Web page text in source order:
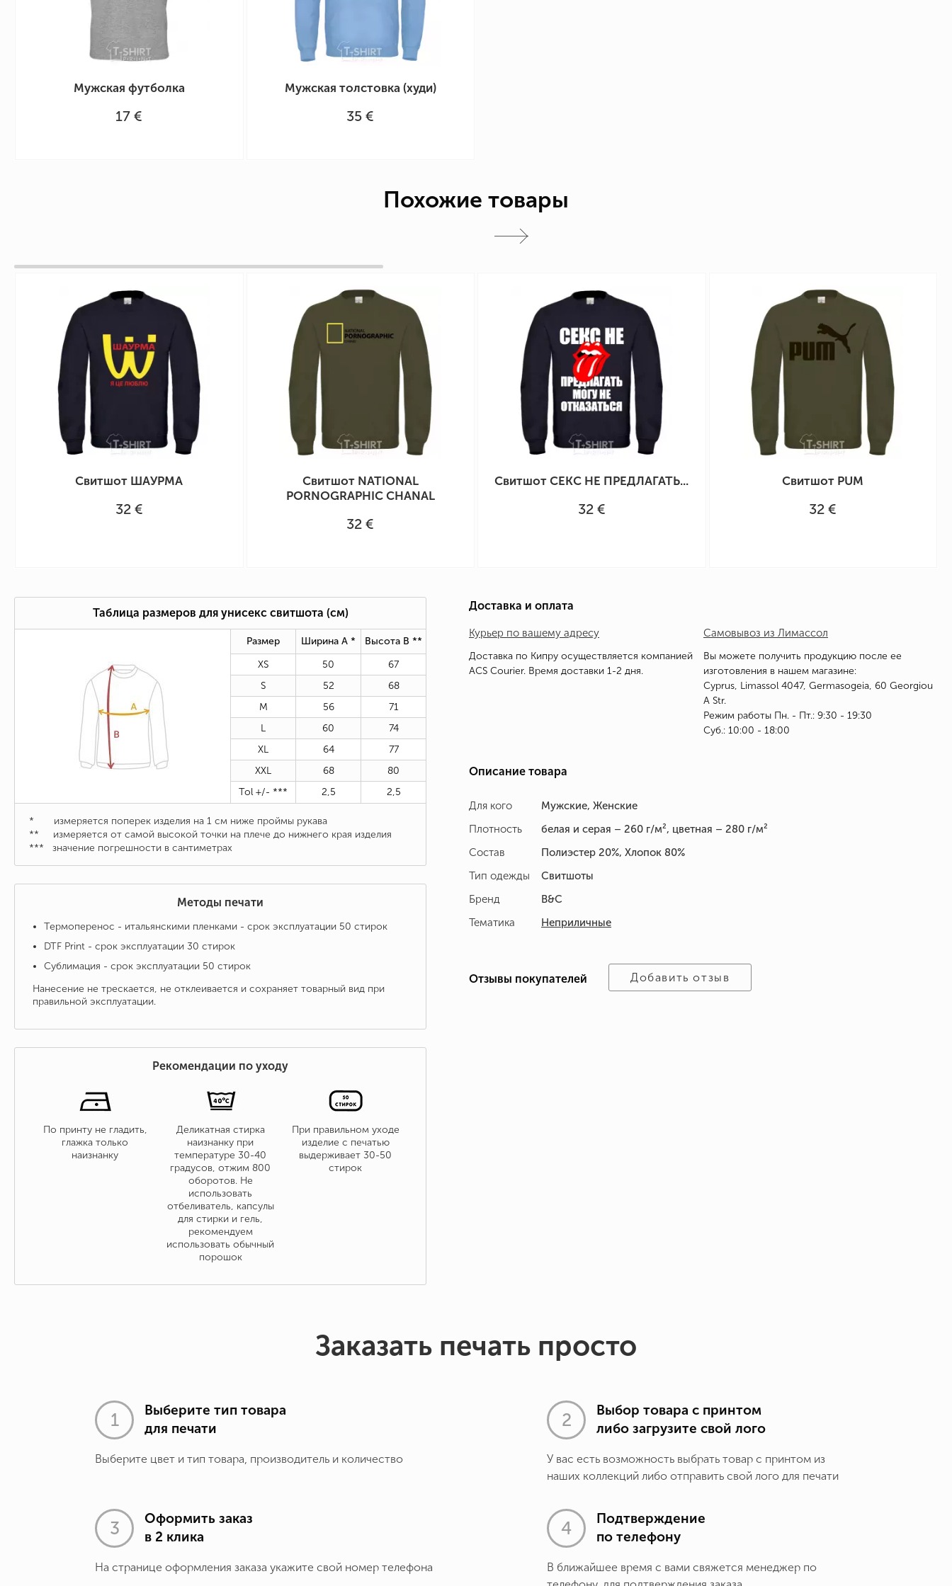
Мужская футболка
17 €
Мужская толстовка (худи)
35 €
Похожие товары
Свитшот ШАУРМА
32 €
Свитшот NATIONAL
PORNOGRAPHIC CHANAL
32 €
Свитшот СЕКС НЕ ПРЕДЛАГАТЬ...
32 €
Свитшот PUM
32 €
Таблица размеров для унисекс свитшота (см)
Размер Ширина А * Высота В **
XS
50
67
S
52
68
M
56
71
L
60
74
XL
64
77
XXL
68
80
Tol +/- ***
2,5 2,5
* измеряется поперек изделия на 1 см ниже проймы рукава
** измеряется от самой высокой точки на плече до нижнего края изделия
*** значение погрешности в сантиметрах
Методы печати
Термоперенос - итальянскими пленками - срок эксплуатации 50 стирок
DTF Print - срок эксплуатации 30 стирок
Сублимация - срок эксплуатации 50 стирок
Нанесение не трескается, не отклеивается и сохраняет товарный вид при
правильной эксплуатации.
Рекомендации по уходу
По принту не гладить,
глажка только
наизнанку
Деликатная стирка
наизнанку при
температуре 30-40
градусов, отжим 800
оборотов. Не
использовать
отбеливатель, капсулы
для стирки и гель,
рекомендуем
использовать обычный
порошок
При правильном уходе
изделие с печатью
выдерживает 30-50
стирок
Доставка и оплата
Курьер по вашему адресу
Доставка по Кипру осуществляется компанией
ACS Courier. Время доставки 1-2 дня.
Самовывоз из Лимассол
Вы можете получить продукцию после ее
изготовления в нашем магазине:
Cyprus, Limassol 4047, Germasogeia, 60 Georgiou
A Str.
Режим работы Пн. - Пт.: 9:30 - 19:30
Суб.: 10:00 - 18:00
Описание товара
Для кого
Мужские, Женские
Плотность
белая и серая – 260 г/м², цветная – 280 г/м²
Состав
Полиэстер 20%, Хлопок 80%
Тип одежды
Свитшоты
Бренд
B&C
Тематика
Неприличные
Отзывы покупателей Добавить отзыв
Заказать печать просто
Выберите тип товара
для печати
Выберите цвет и тип товара, производитель и количество
Выбор товара с принтом
либо загрузите свой лого
У вас есть возможность выбрать товар с принтом из
наших коллекций либо отправить свой лого для печати
Оформить заказ
в 2 клика
На странице оформления заказа укажите свой номер телефона
Подтверждение
по телефону
В ближайшее время с вами свяжется менеджер по